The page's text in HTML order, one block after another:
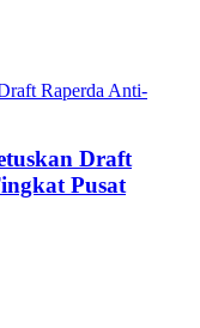
Draft
Pusat